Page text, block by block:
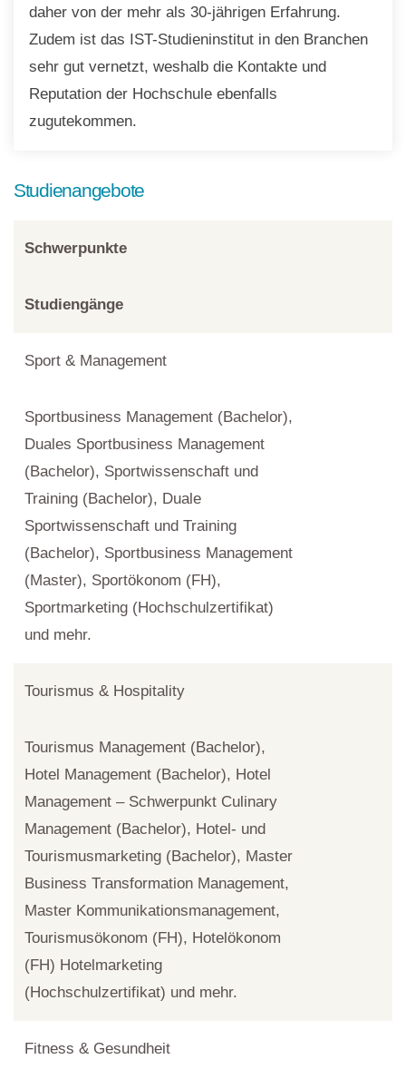
daher von der mehr als 30-jährigen Erfahrung.
Zudem ist das IST-Studieninstitut in den Branchen
sehr gut vernetzt, weshalb die Kontakte und
Reputation der Hochschule ebenfalls
zugutekommen.
Studienangebote
Schwerpunkte
Studiengänge
Sport & Management
Sportbusiness Management (Bachelor),
Duales Sportbusiness Management
(Bachelor), Sportwissenschaft und
Training (Bachelor), Duale
Sportwissenschaft und Training
(Bachelor), Sportbusiness Management
(Master), Sportökonom (FH),
Sportmarketing (Hochschulzertifikat)
und mehr.
Tourismus & Hospitality
Tourismus Management (Bachelor),
Hotel Management (Bachelor), Hotel
Management – Schwerpunkt Culinary
Management (Bachelor), Hotel- und
Tourismusmarketing (Bachelor), Master
Business Transformation Management,
Master Kommunikationsmanagement,
Tourismusökonom (FH), Hotelökonom
(FH) Hotelmarketing
(Hochschulzertifikat) und mehr.
Fitness & Gesundheit